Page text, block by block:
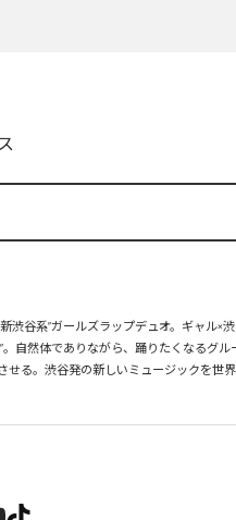
谷系”ガールズラップデュオ。ギャル×
自然体でありながら、踊りたくなるグル
せる。渋谷発の新しいミュージックを世